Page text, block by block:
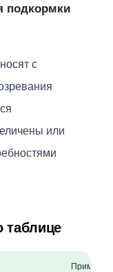
подкормки
с
или
таблице